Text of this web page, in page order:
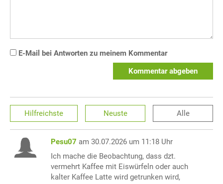
E-Mail bei Antworten zu meinem Kommentar
Kommentar abgeben
Hilfreichste Neuste Alle
Pesu07 am 30.07.2026 um 11:18 Uhr
Ich mache die Beobachtung, dass dzt.
vermehrt Kaffee mit Eiswürfeln oder auch
kalter Kaffee Latte wird getrunken wird,